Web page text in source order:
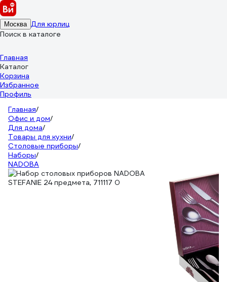
Москва Для юрлиц
Поиск в каталоге
Главная
Каталог
Корзина
Избранное
Профиль
Главная/
Офис и дом/
Для дома/
Товары для кухни/
Столовые приборы/
Наборы/
NADOBA